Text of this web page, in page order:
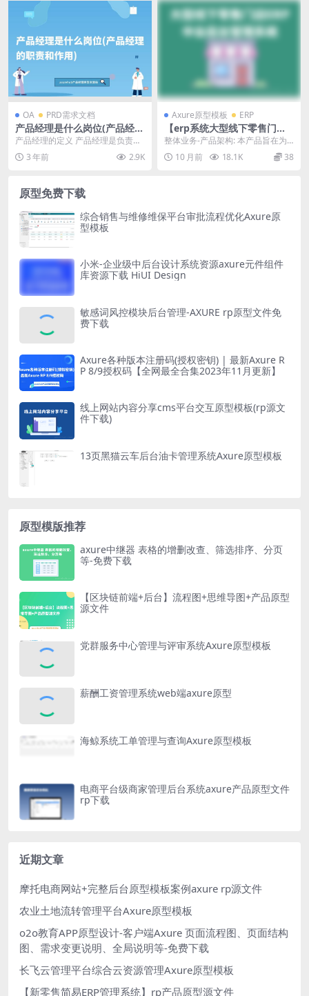
OA PRD需求文档
产品经理是什么岗位(产品经理
的职责和作用)
产品经理的定义 产品经理是负责产
品规划、开发和推广的职业。他们
负责整个产品生命周...
3 年前 2.9K
Axure原型模板 ERP
【erp系统大型线下零售门店E
RP中台后台管理系统】产品ax
ure原型需求文档
整体业务-产品架构: 本产品旨在为
大型线下零售门店提供一套完整的E
RP中台后台管...
10 月前 18.1K 38
原型免费下载
综合销售与维修维保平台审批流程优化Axure原
型模板
小米-企业级中后台设计系统资源axure元件组件
库资源下载 HiUI Design
敏感词风控模块后台管理-AXURE rp原型文件免
费下载
Axure各种版本注册码(授权密钥) | 最新Axure R
P 8/9授权码【全网最全合集2023年11月更新】
线上网站内容分享cms平台交互原型模板(rp源文
件下载)
13页黑猫云车后台油卡管理系统Axure原型模板
原型模版推荐
axure中继器 表格的增删改查、筛选排序、分页
等-免费下载
【区块链前端+后台】流程图+思维导图+产品原型
源文件
党群服务中心管理与评审系统Axure原型模板
薪酬工资管理系统web端axure原型
海鲸系统工单管理与查询Axure原型模板
电商平台级商家管理后台系统axure产品原型文件
rp下载
近期文章
摩托电商网站+完整后台原型模板案例axure rp源文件
农业土地流转管理平台Axure原型模板
o2o教育APP原型设计-客户端Axure 页面流程图、页面结构
图、需求变更说明、全局说明等-免费下载
长飞云管理平台综合云资源管理Axure原型模板
【新零售简易ERP管理系统】rp产品原型源文件